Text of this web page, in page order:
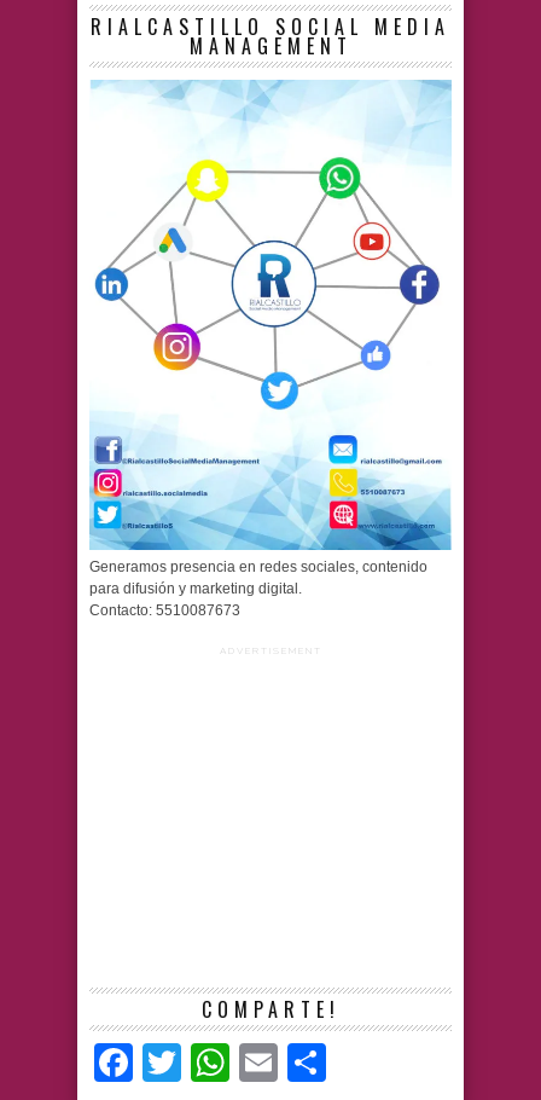
RIALCASTILLO SOCIAL MEDIA
MANAGEMENT
Generamos presencia en redes sociales, contenido
para difusión y marketing digital.
Contacto: 5510087673
ADVERTISEMENT
COMPARTE!
Facebook
TwitterWhatsApp
Email